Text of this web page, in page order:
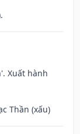
Xuất hành
Thần (xấu)